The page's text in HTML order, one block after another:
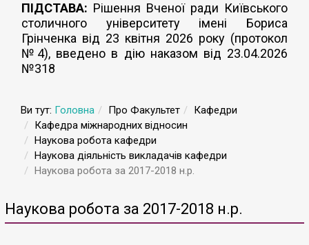
ПІДСТАВА: Рішення Вченої ради Київського
столичного університету імені Бориса
Грінченка від 23 квітня 2026 року (протокол
№4), введено в дію наказом від 23.04.2026
№318
Ви тут: Головна Про Факультет
Кафедри
Кафедра міжнародних відносин
Наукова робота кафедри
Наукова діяльність викладачів кафедри
Наукова робота за 2017-2018 н.р.
Наукова робота за 2017-2018 н.р.